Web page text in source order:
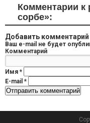
Комментарии к
сорбе»:
Добавить комментарий
Ваш e-mail не будет
Комментарий
Имя *
E-mail *